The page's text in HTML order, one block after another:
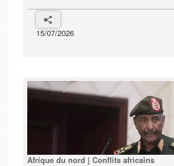
15/07/2026
Afrique du nord | Conflits africains